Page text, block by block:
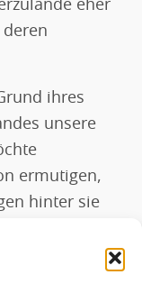
eher
ihres
unsere
ermutigen,
hinter sie